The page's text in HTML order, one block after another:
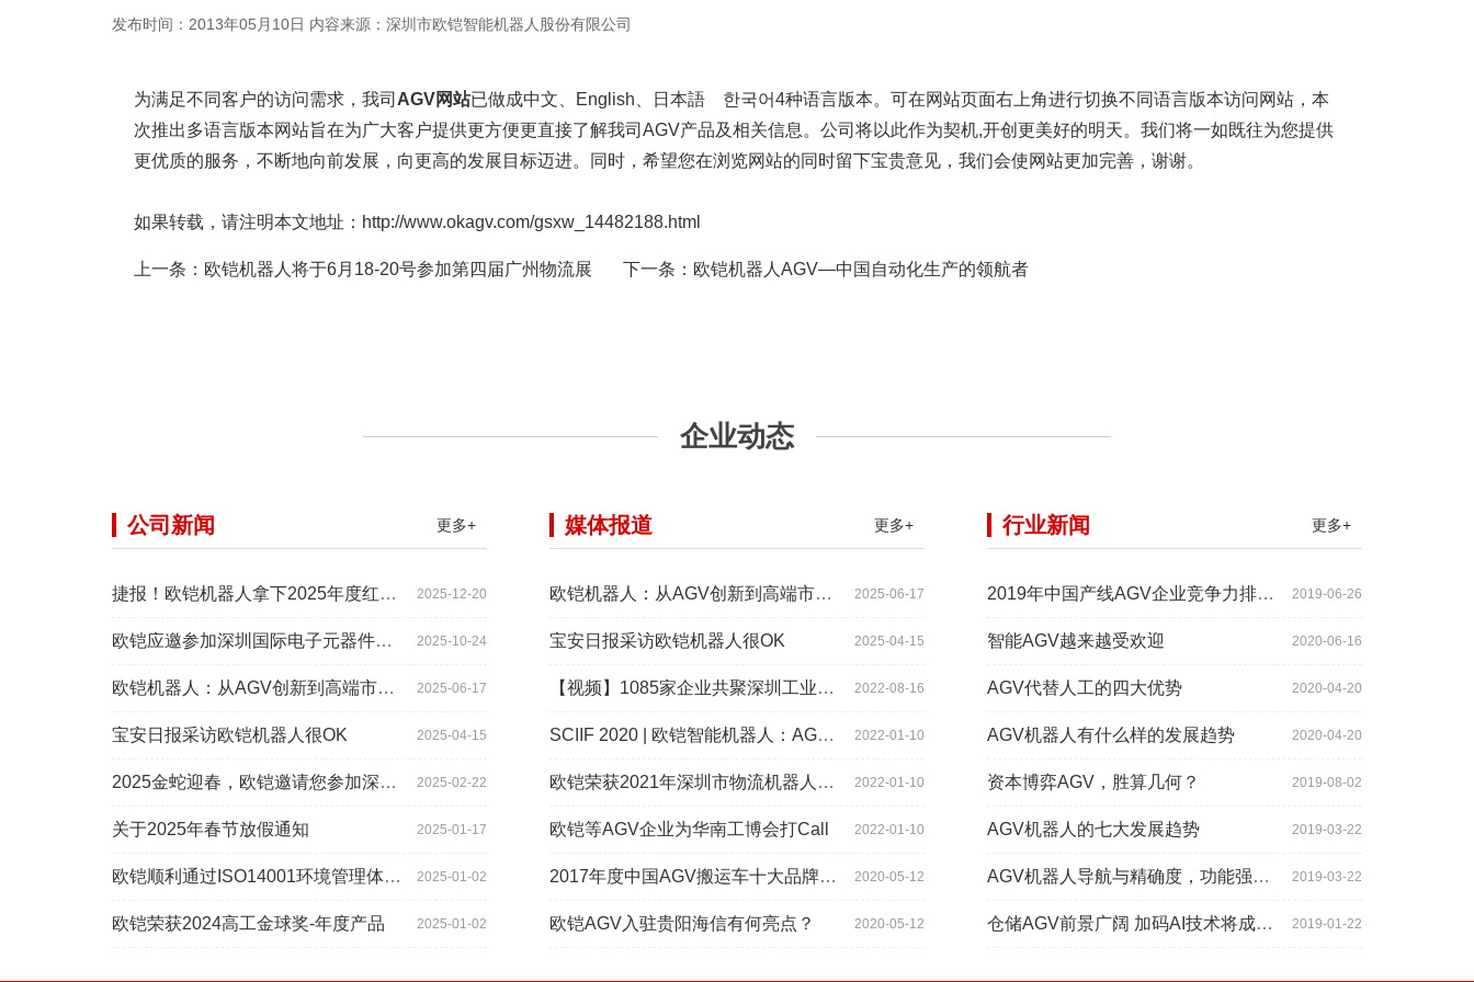
发布时间：2013年05月10日 内容来源：深圳市欧铠智能机器人股份有限公司
为满足不同客户的访问需求，我司 AGV网站已做成中文、English、日本語 한국어4种语言版本。可在网站页面右上角进行切换不同语言版本访问网站，本
次推出多语言版本网站旨在为广大客户提供更方便更直接了解我司AGV产品及相关信息。公司将以此作为契机,开创更美好的明天。我们将一如既往为您提供
更优质的服务，不断地向前发展，向更高的发展目标迈进。同时，希望您在浏览网站的同时留下宝贵意见，我们会使网站更加完善，谢谢。
如果转载，请注明本文地址：http://www.okagv.com/gsxw_14482188.html
上一条： 欧铠机器人将于6月18-20号参加第四届广州物流展 下一条： 欧铠机器人AGV—中国自动化生产的领航者
企业动态
更多+
公司新闻
2025-12-20
捷报！欧铠机器人拿下2025年度红帆奖！
2025-10-24
欧铠应邀参加深圳国际电子元器件展时间:2025年10月28-
2025-06-17
欧铠机器人：从AGV创新到高端市场的领导蜕变
2025-04-15
宝安日报采访欧铠机器人很OK
2025-02-22
2025金蛇迎春，欧铠邀请您参加深圳工业展
2025-01-17
关于2025年春节放假通知
2025-01-02
欧铠顺利通过ISO14001环境管理体系认证
2025-01-02
欧铠荣获2024高工金球奖-年度产品
更多+
媒体报道
2025-06-17
欧铠机器人：从AGV创新到高端市场的领导蜕变
2025-04-15
宝安日报采访欧铠机器人很OK
2022-08-16
【视频】1085家企业共聚深圳工业展，为“双链”畅通堵点、卡点
2022-01-10
SCIIF 2020 | 欧铠智能机器人：AGV自动化物流设备及系统
2022-01-10
欧铠荣获2021年深圳市物流机器人应用大赛创新项目奖
2022-01-10
欧铠等AGV企业为华南工博会打Call
2020-05-12
2017年度中国AGV搬运车十大品牌总评榜揭晓
2020-05-12
欧铠AGV入驻贵阳海信有何亮点？
更多+
行业新闻
2019-06-26
2019年中国产线AGV企业竞争力排行TOP10
2020-06-16
智能AGV越来越受欢迎
2020-04-20
AGV代替人工的四大优势
2020-04-20
AGV机器人有什么样的发展趋势
2019-08-02
资本博弈AGV，胜算几何？
2019-03-22
AGV机器人的七大发展趋势
2019-03-22
AGV机器人导航与精确度，功能强大到超出你想象
2019-01-22
仓储AGV前景广阔 加码AI技术将成为关键增长点